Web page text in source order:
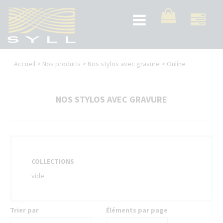
contenu
principal
Toggle
navigation
Vous
Accueil > Nos produits > Nos stylos avec gravure > Online
NOS STYLOS AVEC GRAVURE
COLLECTIONS
vide
Trier par Éléments par page